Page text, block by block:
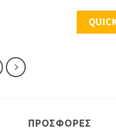
ΠΡΟΣΦΟΡΈΣ